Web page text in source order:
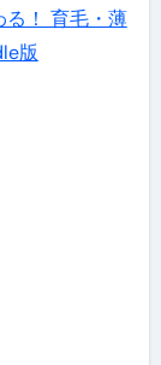
る！ 育毛・薄
版